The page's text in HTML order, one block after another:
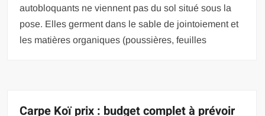
autobloquants ne viennent pas du sol situé sous la
pose. Elles germent dans le sable de jointoiement et
les matières organiques (poussières, feuilles
Carpe Koï prix : budget complet à prévoir